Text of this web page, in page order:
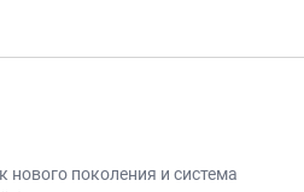
поколения и система